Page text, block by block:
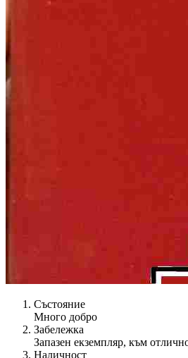
Състояние
Много добро
Забележка
Запазен екземпляр, към
Наличност